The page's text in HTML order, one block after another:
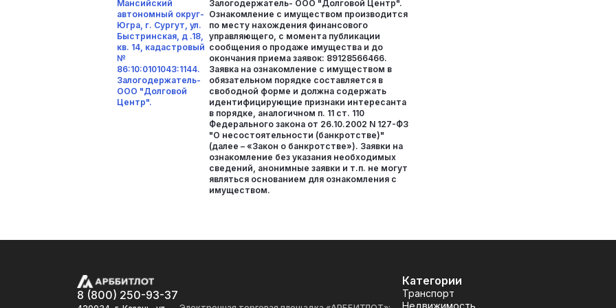
Мансийский
автономный округ-
Югра, г. Сургут, ул.
Быстринская, д .18,
кв. 14, кадастровый
№
86:10:0101043:1144.
Залогодержатель-
ООО "Долговой
Центр".
Залогодержатель- ООО "Долговой Центр".
Ознакомление с имуществом производится
по месту нахождения финансового
управляющего, с момента публикации
сообщения о продаже имущества и до
окончания приема заявок: 89128566466.
Заявка на ознакомление с имуществом в
обязательном порядке составляется в
свободной форме и должна содержать
идентифицирующие признаки интересанта
в порядке, аналогичном п. 11 ст. 110
Федерального закона от 26.10.2002 N 127-ФЗ
"О несостоятельности (банкротстве)"
(далее – «Закон о банкротстве»). Заявки на
ознакомление без указания необходимых
сведений, анонимные заявки и т.п. не могут
являться основанием для ознакомления с
имуществом.
8 (800) 250-93-37
Категории
Транспорт
Недвижимость